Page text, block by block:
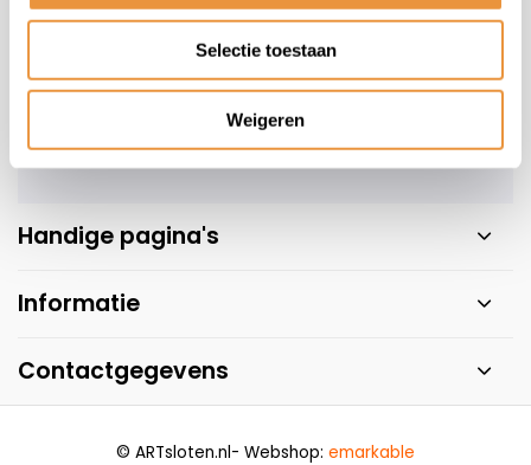
Selectie toestaan
Weigeren
Veelgestelde vragen
+31 78 780 2330
info@artsloten.nl
Handige pagina's
Informatie
Contactgegevens
© ARTsloten.nl- Webshop: emarkable